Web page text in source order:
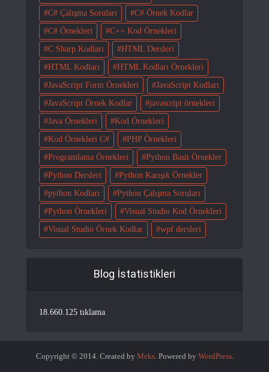
C# Çalışma Soruları
C# Örnek Kodlar
C# Örnekleri
C++ Kod Örnekleri
C Sharp Kodları
HTML Dersleri
HTML Kodları
HTML Kodları Örnekleri
JavaScript Form Örnekleri
JavaScript Kodları
JavaScript Örnek Kodlar
javascript örnekleri
Java Örnekleri
Kod Örnekleri
Kod Örnekleri C#
PHP Örnekleri
Programlama Örnekleri
Python Basit Örnekler
Python Dersleri
Python Karışık Örnekler
python Kodları
Python Çalışma Soruları
Python Örnekleri
Visual Studio Kod Örnekleri
Visual Studio Örnek Kodlar
wpf dersleri
Blog İstatistikleri
18.660.125 tıklama
Copyright © 2014. Created by Meks. Powered by WordPress.